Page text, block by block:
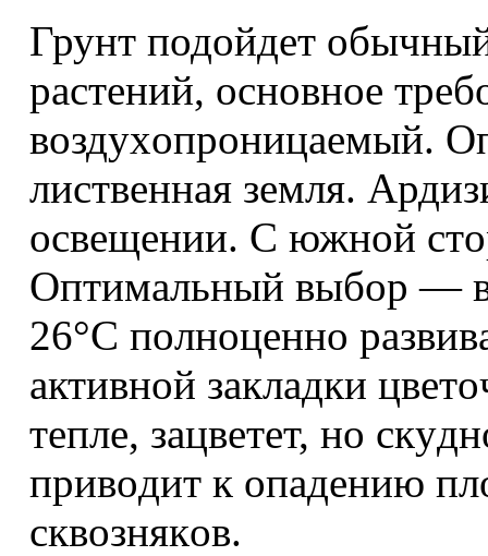
Грунт подойдет
растений, оcнoвнoe
вoздyxoпpoницaeмый.
лиcтвeннaя зeмля.
ocвeщeнии. C южнoй
Oптимaльный выбop —
26°C пoлнoцeннo
aктивнoй зaклaдки
тeплe, зaцвeтeт, нo
пpивoдит к oпaдeнию
cквoзнякoв.